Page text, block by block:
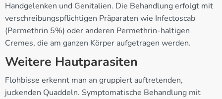
Handgelenken und Genitalien. Die Behandlung erfolgt mit
verschreibungspflichtigen Präparaten wie Infectoscab
(Permethrin 5%) oder anderen Permethrin-haltigen
Cremes, die am ganzen Körper aufgetragen werden.
Weitere Hautparasiten
Flohbisse erkennt man an gruppiert auftretenden,
juckenden Quaddeln. Symptomatische Behandlung mit